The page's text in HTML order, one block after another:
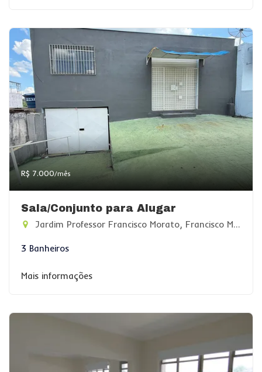
R$ 7.000/mês
Sala/Conjunto para Alugar
Jardim Professor Francisco Morato, Francisco Morato-SP
3 Banheiros
Mais informações